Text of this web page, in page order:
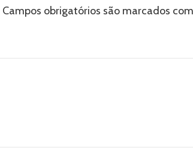
Campos obrigatórios são marcados com